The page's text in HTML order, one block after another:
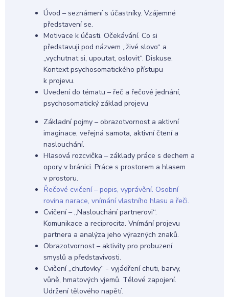
Úvod – seznámení s účastníky. Vzájemné
představení se.
Motivace k účasti. Očekávání. Co si
představuji pod názvem „živé slovo“ a
„vychutnat si, upoutat, oslovit“. Diskuse.
Kontext psychosomatického přístupu
k projevu.
Uvedení do tématu – řeč a řečové jednání,
psychosomatický základ projevu
Základní pojmy – obrazotvornost a aktivní
imaginace, veřejná samota, aktivní čtení a
naslouchání.
Hlasová rozcvička – základy práce s dechem a
opory v bránici. Práce s prostorem a hlasem
v prostoru.
Řečové cvičení – popis, vyprávění. Osobní
rovina narace, vnímání vlastního hlasu a řeči.
Cvičení – „Naslouchání partnerovi“.
Komunikace a reciprocita. Vnímání projevu
partnera a analýza jeho výrazných znaků.
Obrazotvornost – aktivity pro probuzení
smyslů a představivosti.
Cvičení „chuťovky“ - vyjádření chuti, barvy,
vůně, hmatových vjemů. Tělové zapojení.
Udržení tělového napětí.